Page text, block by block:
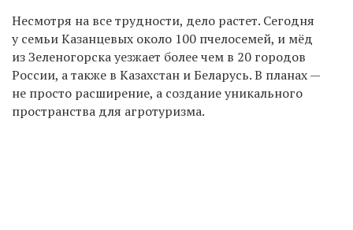
Несмотря на все трудности, дело растет. Сегодня
у семьи Казанцевых около 100 пчелосемей, и мёд
из Зеленогорска уезжает более чем в 20 городов
России, а также в Казахстан и Беларусь. В планах —
не просто расширение, а создание уникального
пространства для агротуризма.